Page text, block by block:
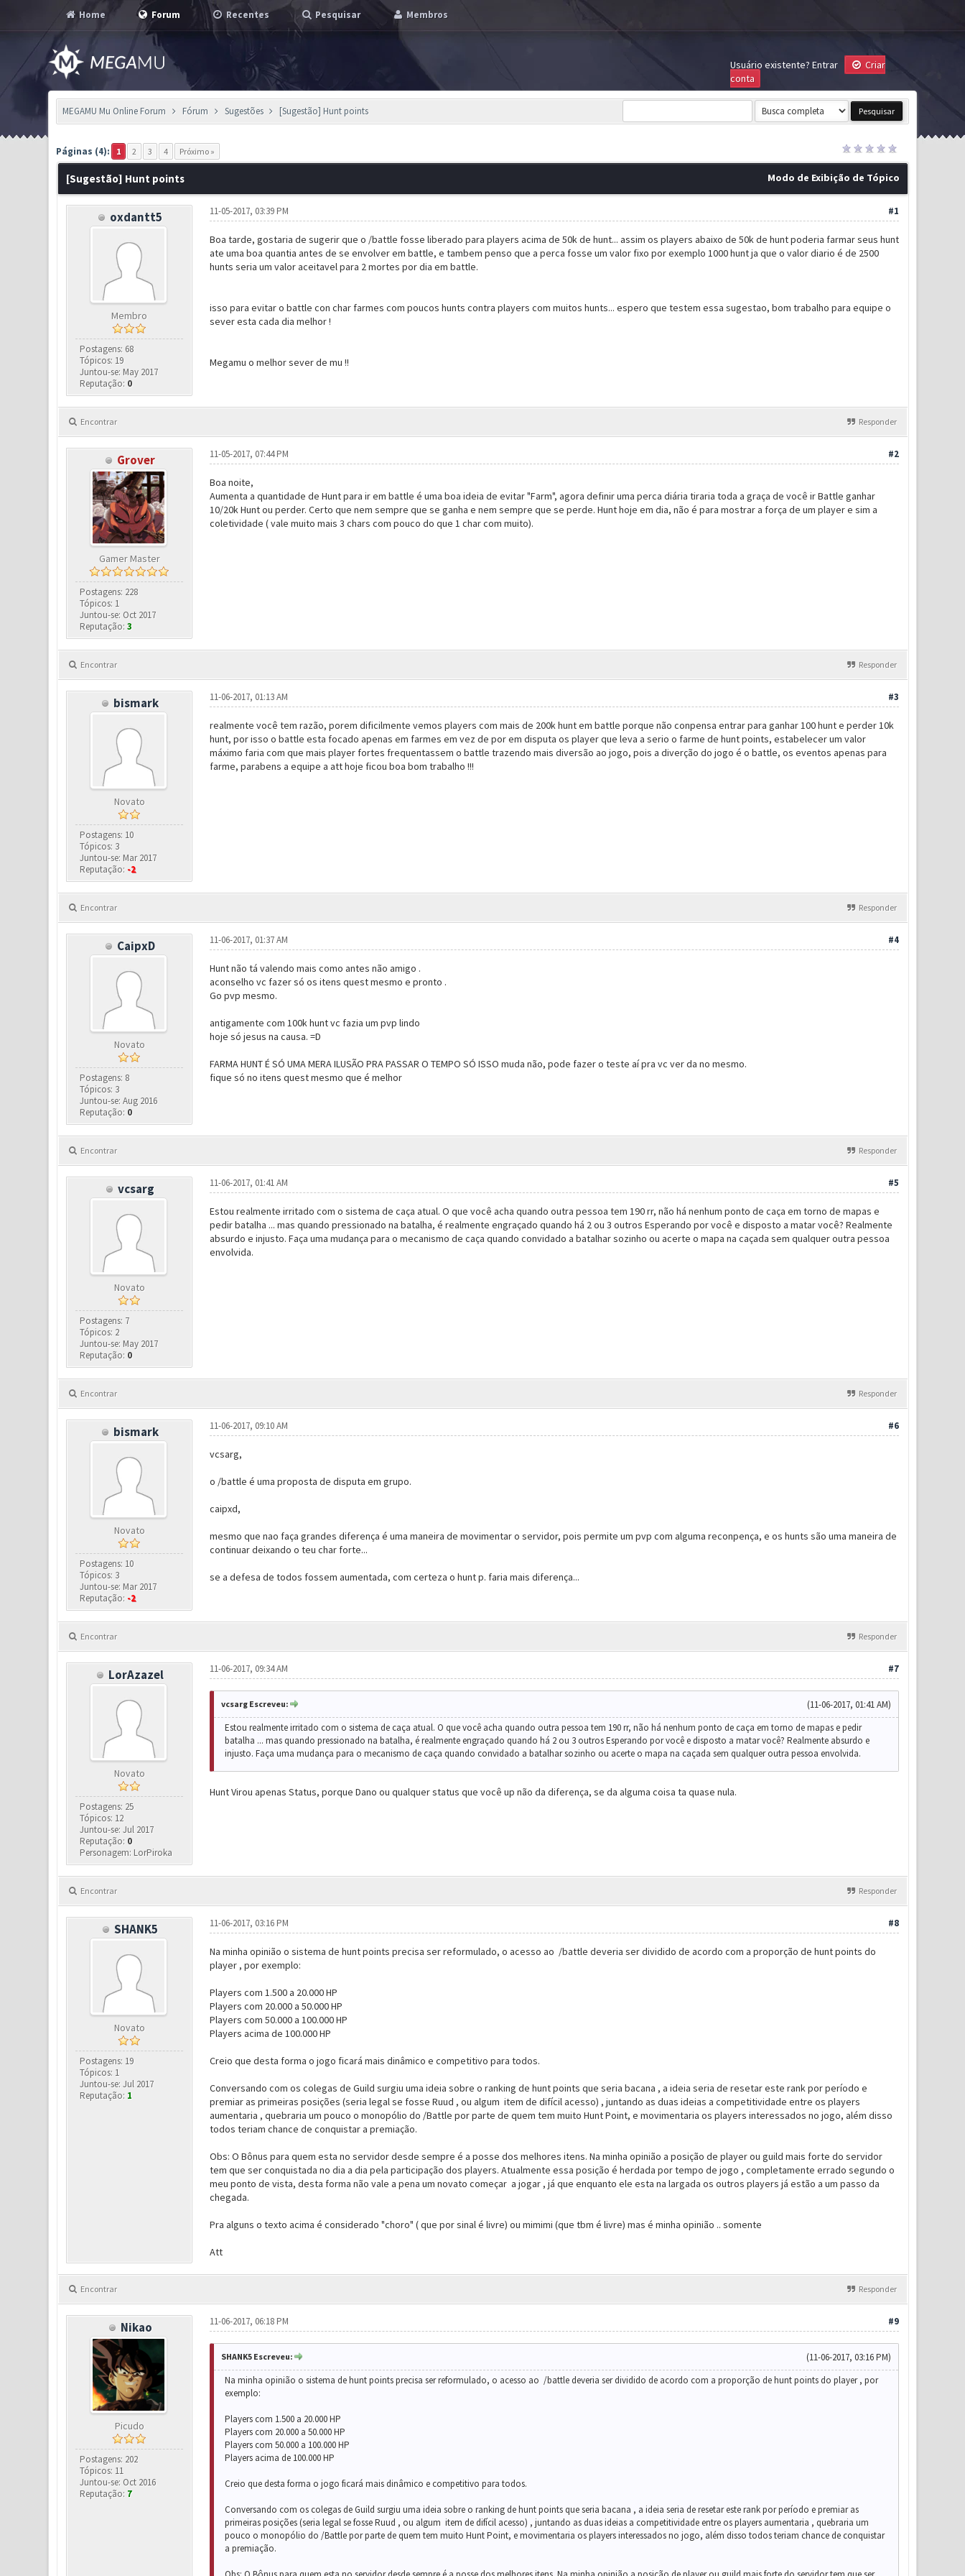
Home Forum Recentes Pesquisar Membros
Usuário existente? Entrar
Criar
conta
MEGAMU Mu Online Forum Fórum Sugestões [Sugestão] Hunt points
Páginas (4): 1 2 3 4 Próximo »
0 Voto(s) - 0 em Média
1
2
3
4
5
Modo de Exibição de Tópico
[Sugestão] Hunt points
oxdantt5
Membro
Postagens: 68
Tópicos: 19
Juntou-se: May 2017
Reputação: 0
#1
11-05-2017, 03:39 PM
Boa tarde, gostaria de sugerir que o /battle fosse liberado para players acima de 50k de hunt... assim os players abaixo de 50k de hunt poderia farmar seus hunt
ate uma boa quantia antes de se envolver em battle, e tambem penso que a perca fosse um valor fixo por exemplo 1000 hunt ja que o valor diario é de 2500
hunts seria um valor aceitavel para 2 mortes por dia em battle.
isso para evitar o battle con char farmes com poucos hunts contra players com muitos hunts... espero que testem essa sugestao, bom trabalho para equipe o
sever esta cada dia melhor !
Megamu o melhor sever de mu !!
Encontrar Responder
Grover
Gamer Master
Postagens: 228
Tópicos: 1
Juntou-se: Oct 2017
Reputação:3
#2
11-05-2017, 07:44 PM
Boa noite,
Aumenta a quantidade de Hunt para ir em battle é uma boa ideia de evitar "Farm", agora definir uma perca diária tiraria toda a graça de você ir Battle ganhar
10/20k Hunt ou perder. Certo que nem sempre que se ganha e nem sempre que se perde. Hunt hoje em dia, não é para mostrar a força de um player e sim a
coletividade ( vale muito mais 3 chars com pouco do que 1 char com muito).
Encontrar Responder
bismark
Novato
Postagens: 10
Tópicos: 3
Juntou-se: Mar 2017
Reputação: -2
#3
11-06-2017, 01:13 AM
realmente você tem razão, porem dificilmente vemos players com mais de 200k hunt em battle porque não conpensa entrar para ganhar 100 hunt e perder 10k
hunt, por isso o battle esta focado apenas em farmes em vez de por em disputa os player que leva a serio o farme de hunt points, estabelecer um valor
máximo faria com que mais player fortes frequentassem o battle trazendo mais diversão ao jogo, pois a diverção do jogo é o battle, os eventos apenas para
farme, parabens a equipe a att hoje ficou boa bom trabalho !!!
Encontrar Responder
CaipxD
Novato
Postagens: 8
Tópicos: 3
Juntou-se: Aug 2016
Reputação: 0
#4
11-06-2017, 01:37 AM
Hunt não tá valendo mais como antes não amigo .
aconselho vc fazer só os itens quest mesmo e pronto .
Go pvp mesmo.
antigamente com 100k hunt vc fazia um pvp lindo
hoje só jesus na causa. =D
FARMA HUNT É SÓ UMA MERA ILUSÃO PRA PASSAR O TEMPO SÓ ISSO muda não, pode fazer o teste aí pra vc ver da no mesmo.
fique só no itens quest mesmo que é melhor
Encontrar Responder
vcsarg
Novato
Postagens: 7
Tópicos: 2
Juntou-se: May 2017
Reputação: 0
#5
11-06-2017, 01:41 AM
Estou realmente irritado com o sistema de caça atual. O que você acha quando outra pessoa tem 190 rr, não há nenhum ponto de caça em torno de mapas e
pedir batalha ... mas quando pressionado na batalha, é realmente engraçado quando há 2 ou 3 outros Esperando por você e disposto a matar você? Realmente
absurdo e injusto. Faça uma mudança para o mecanismo de caça quando convidado a batalhar sozinho ou acerte o mapa na caçada sem qualquer outra pessoa
envolvida.
Encontrar Responder
bismark
Novato
Postagens: 10
Tópicos: 3
Juntou-se: Mar 2017
Reputação: -2
#6
11-06-2017, 09:10 AM
vcsarg,
o /battle é uma proposta de disputa em grupo.
caipxd,
mesmo que nao faça grandes diferença é uma maneira de movimentar o servidor, pois permite um pvp com alguma reconpença, e os hunts são uma maneira de
continuar deixando o teu char forte...
se a defesa de todos fossem aumentada, com certeza o hunt p. faria mais diferença...
Encontrar Responder
LorAzazel
Novato
Postagens: 25
Tópicos: 12
Juntou-se: Jul 2017
Reputação: 0
Personagem: LorPiroka
#7
11-06-2017, 09:34 AM
(11-06-2017, 01:41 AM)
vcsarg Escreveu:
Estou realmente irritado com o sistema de caça atual. O que você acha quando outra pessoa tem 190 rr, não há nenhum ponto de caça em torno de mapas e pedir
batalha ... mas quando pressionado na batalha, é realmente engraçado quando há 2 ou 3 outros Esperando por você e disposto a matar você? Realmente absurdo e
injusto. Faça uma mudança para o mecanismo de caça quando convidado a batalhar sozinho ou acerte o mapa na caçada sem qualquer outra pessoa envolvida.
Hunt Virou apenas Status, porque Dano ou qualquer status que você up não da diferença, se da alguma coisa ta quase nula.
Encontrar Responder
SHANK5
Novato
Postagens: 19
Tópicos: 1
Juntou-se: Jul 2017
Reputação: 1
#8
11-06-2017, 03:16 PM
Na minha opinião o sistema de hunt points precisa ser reformulado, o acesso ao /battle deveria ser dividido de acordo com a proporção de hunt points do
player , por exemplo:
Players com 1.500 a 20.000 HP
Players com 20.000 a 50.000 HP
Players com 50.000 a 100.000 HP
Players acima de 100.000 HP
Creio que desta forma o jogo ficará mais dinâmico e competitivo para todos.
Conversando com os colegas de Guild surgiu uma ideia sobre o ranking de hunt points que seria bacana , a ideia seria de resetar este rank por período e
premiar as primeiras posições (seria legal se fosse Ruud , ou algum item de difícil acesso) , juntando as duas ideias a competitividade entre os players
aumentaria , quebraria um pouco o monopólio do /Battle por parte de quem tem muito Hunt Point, e movimentaria os players interessados no jogo, além disso
todos teriam chance de conquistar a premiação.
Obs: O Bônus para quem esta no servidor desde sempre é a posse dos melhores itens. Na minha opinião a posição de player ou guild mais forte do servidor
tem que ser conquistada no dia a dia pela participação dos players. Atualmente essa posição é herdada por tempo de jogo , completamente errado segundo o
meu ponto de vista, desta forma não vale a pena um novato começar a jogar , já que enquanto ele esta na largada os outros players já estão a um passo da
chegada.
Pra alguns o texto acima é considerado "choro" ( que por sinal é livre) ou mimimi (que tbm é livre) mas é minha opinião .. somente
Att
Encontrar Responder
Nikao
Picudo
Postagens: 202
Tópicos: 11
Juntou-se: Oct 2016
Reputação: 7
#9
11-06-2017, 06:18 PM
(11-06-2017, 03:16 PM)
SHANK5 Escreveu:
Na minha opinião o sistema de hunt points precisa ser reformulado, o acesso ao /battle deveria ser dividido de acordo com a proporção de hunt points do player , por
exemplo:
Players com 1.500 a 20.000 HP
Players com 20.000 a 50.000 HP
Players com 50.000 a 100.000 HP
Players acima de 100.000 HP
Creio que desta forma o jogo ficará mais dinâmico e competitivo para todos.
Conversando com os colegas de Guild surgiu uma ideia sobre o ranking de hunt points que seria bacana , a ideia seria de resetar este rank por período e premiar as
primeiras posições (seria legal se fosse Ruud , ou algum item de difícil acesso) , juntando as duas ideias a competitividade entre os players aumentaria , quebraria um
pouco o monopólio do /Battle por parte de quem tem muito Hunt Point, e movimentaria os players interessados no jogo, além disso todos teriam chance de conquistar
a premiação.